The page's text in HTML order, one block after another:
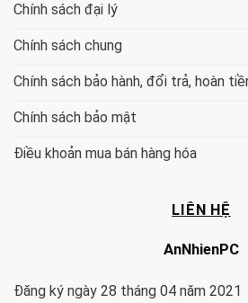
Chính sách đại lý
Chính sách chung
Chính sách bảo hành, đổi trả, hoàn
Chính sách bảo mật
Điều khoản mua bán hàng hóa
LIÊN HỆ
AnNhienPC
Đăng ký ngày 28 tháng 04 năm 2021